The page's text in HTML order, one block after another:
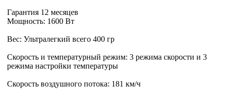
Гарантия 12 месяцев
Мощность: 1600 Вт
Вес: Ультралегкий всего 400 гр
Скорость и температурный режим: 3 режима скорости и 3
режима настройки температуры
Скорость воздушного потока: 181 км/ч